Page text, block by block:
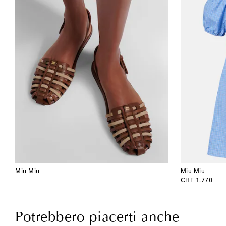
Miu Miu
Miu Miu
CHF 1.770
original price
Potrebbero piacerti anche